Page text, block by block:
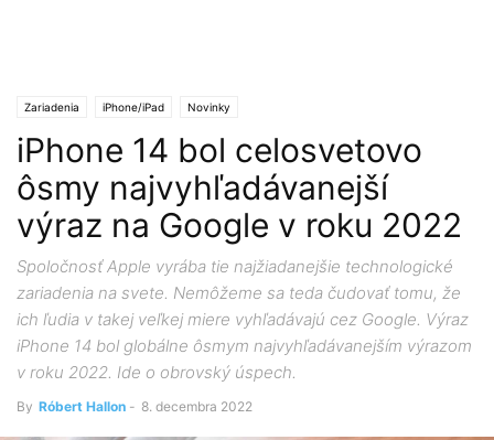
Zariadenia iPhone/iPad Novinky
iPhone 14 bol celosvetovo
ôsmy najvyhľadávanejší
výraz na Google v roku 2022
Spoločnosť Apple vyrába tie najžiadanejšie technologické
zariadenia na svete. Nemôžeme sa teda čudovať tomu, že
ich ľudia v takej veľkej miere vyhľadávajú cez Google. Výraz
iPhone 14 bol globálne ôsmym najvyhľadávanejším výrazom
v roku 2022. Ide o obrovský úspech.
By Róbert Hallon - 8. decembra 2022